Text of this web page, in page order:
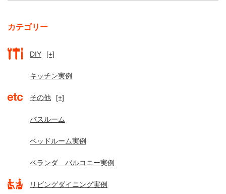
カテゴリー
DIY [+]
キッチン実例
その他 [+]
バスルーム
ベッドルーム実例
ベランダ バルコニー実例
リビングダイニング実例